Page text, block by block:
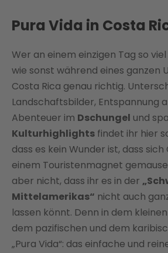
Pura Vida in Costa
Wer an einem einzigen Tag so
wie sonst während eines ganzen
Costa Rica genau richtig.
Landschaftsbilder, Entspannung
Abenteuer im Dschungel und
Kulturhighlights findet ihr hier
dass es kein Wunder ist, dass sich
einem Touristenmagnet
aber nicht, dass ihr es in der
Mittelamerikas“ nicht auch
lassen könnt. Denn in dem
dem pazifischen und dem
„Pura Vida“: das einfache und